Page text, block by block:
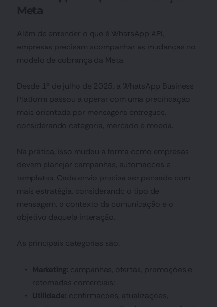
Além de entender o que é WhatsApp API,
empresas precisam acompanhar as mudanças no
modelo de cobrança da Meta.
Desde 1º de julho de 2025, a WhatsApp Business
Platform passou a operar com uma precificação
mais orientada por mensagens entregues,
considerando categoria, mercado e moeda.
Na prática, isso mudou a forma como empresas
devem planejar campanhas, automações e
templates. Cada envio precisa ser pensado com
mais estratégia, considerando o tipo de
mensagem, o contexto da comunicação e o
objetivo daquela interação.
As principais categorias são:
Marketing: campanhas, ofertas, promoções e
retomadas comerciais;
Utilidade: confirmações, atualizações,